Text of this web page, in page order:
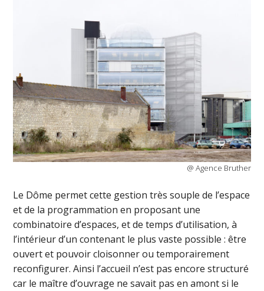
@ Agence Bruther
Le Dôme permet cette gestion très souple de l’espace
et de la programmation en proposant une
combinatoire d’espaces, et de temps d’utilisation, à
l’intérieur d’un contenant le plus vaste possible : être
ouvert et pouvoir cloisonner ou temporairement
reconfigurer. Ainsi l’accueil n’est pas encore structuré
car le maître d’ouvrage ne savait pas en amont si le